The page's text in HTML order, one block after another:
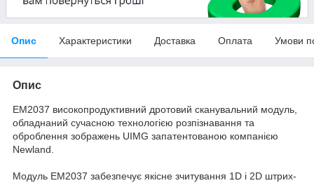
Опис Характеристики Доставка Оплата Умови
Опис
EM2037 високопродуктивний дротовий сканувальний модуль,
обладнаний сучасною технологією розпізнавання та
оброблення зображень UIMG запатентованою компанією
Newland.
Модуль EM2037 забезпечує якісне зчитування 1D і 2D штрих-